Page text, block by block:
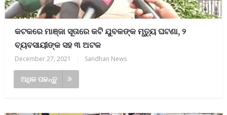
କଟକରେ ମାଞ୍ଜା ସୂତାରେ କଟି ଯୁବକଙ୍କ ମୃତ୍ୟୁ ଘଟଣା, ୨
ବ୍ୟବସାୟୀଙ୍କ ସହ ୩ ଅଟକ
December 27, 2021 Sandhan News
ଅଧିକ ପଢନ୍ତୁ